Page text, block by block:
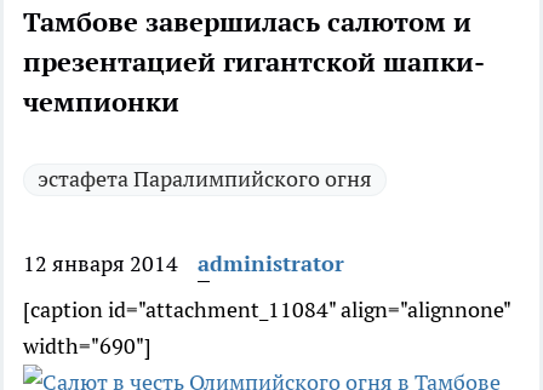
Тамбове завершилась салютом и
презентацией гигантской шапки-
чемпионки
эстафета Паралимпийского огня
12 января 2014
administrator
[caption id="attachment_11084" align="alignnone"
width="690"]